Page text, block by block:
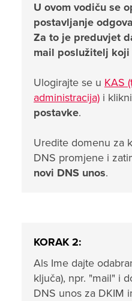
U ovom vodiču se
postavljanje
Za to je preduvjet
mail poslužitelj koji
Ulogirajte se u KAS
administracija) i
postavke.
Uredite domenu za
DNS promjene i
novi DNS unos.
KORAK 2:
Als Ime dajte
ključa), npr. "mail" i
DNS unos za DKIM